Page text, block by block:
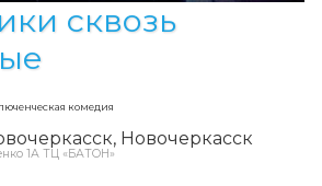
сквозь
комедия
Новочеркасск
1А ТЦ «БАТОН»